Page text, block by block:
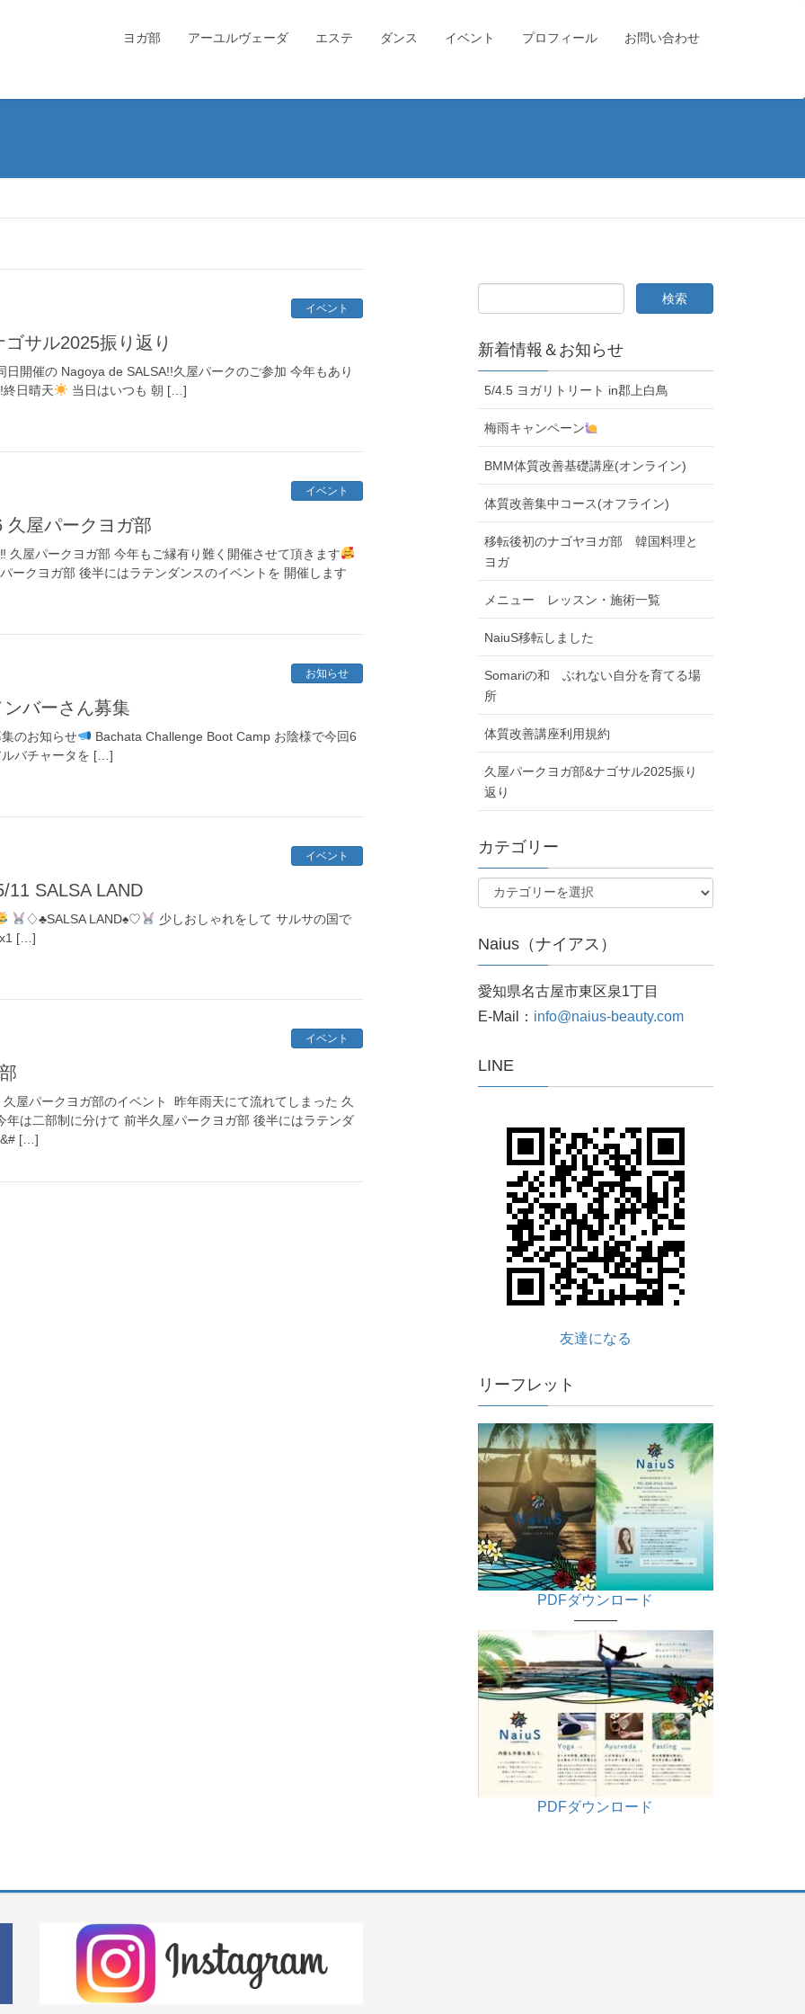
ヨガ部 アーユルヴェーダ エステ ダンス イベント プロフィール お問い合わせ
イベント
サル2025振り返り
日開催の Nagoya de SALSA!!久屋パークのご参加 今年もあり
日晴天
当日はいつも 朝 […]
イベント
久屋パークヨガ部
久屋パークヨガ部 今年もご縁有り難く開催させて頂きます
ークヨガ部 後半にはラテンダンスのイベントを 開催します
お知らせ
バーさん募集
のお知らせ
Bachata Challenge Boot Camp お陰様で今回6
ルバチャータを […]
イベント
SALSA LAND
♢♣︎SALSA LAND♠︎♡
少しおしゃれをして サルサの国で
[…]
イベント
屋パークヨガ部のイベント ⁡ 昨年雨天にて流れてしまった 久
年は二部制に分けて 前半久屋パークヨガ部 後半にはラテンダ
&# […]
新着情報＆お知らせ
5/4.5 ヨガリトリート in郡上白鳥
梅雨キャンペーン
BMM体質改善基礎講座(オンライン)
体質改善集中コース(オフライン)
移転後初のナゴヤヨガ部 韓国料理と
ヨガ
メニュー レッスン・施術一覧
NaiuS移転しました
Somariの和 ぶれない自分を育てる場
所
体質改善講座利用規約
久屋パークヨガ部&ナゴサル2025振り
返り
カテゴリー
Naius（ナイアス）
愛知県名古屋市東区泉1丁目
E-Mail： info@naius-beauty.com
LINE
友達になる
リーフレット
PDFダウンロード
———
PDFダウンロード